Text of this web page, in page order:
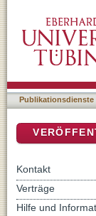
Publikationsdienste
Kontakt
Verträge
Hilfe und